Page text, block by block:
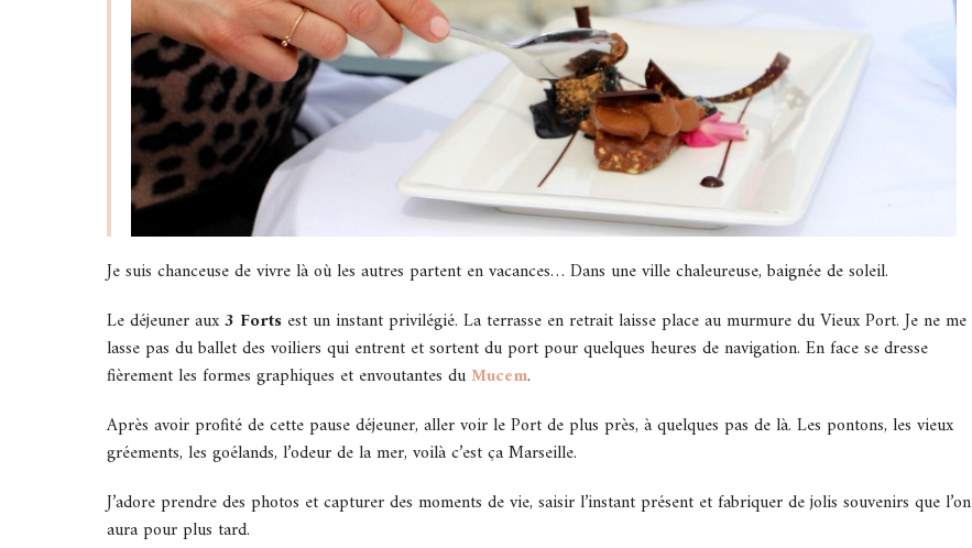
Je suis chanceuse de vivre là où les autres partent en vacances… Dans une ville chaleureuse, baignée de soleil.
Le déjeuner aux3 Forts est un instant privilégié. La terrasse en retrait laisse place au murmure du Vieux Port. Je ne me
lasse pas du ballet des voiliers qui entrent et sortent du port pour quelques heures de navigation. En face se dresse
fièrement les formes graphiques et envoutantes duMucem.
Après avoir profité de cette pause déjeuner, aller voir le Port de plus près, à quelques pas de là. Les pontons, les vieux
gréements, les goélands, l’odeur de la mer, voilà c’est ça Marseille.
J’adore prendre des photos et capturer des moments de vie, saisir l’instant présent et fabriquer de jolis souvenirs que l’on
aura pour plus tard.